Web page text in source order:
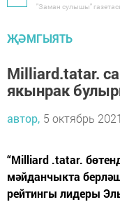
"Заман сулышы"
ҖӘМГЫЯТЬ
Milliard.tatar.
якынрак
автор, 5 октябрь
“Milliard .tatar.
мәйданчыкта
рейтингы лидеры